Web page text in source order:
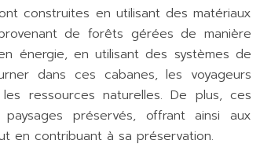
construites en utilisant des matériaux
de forêts gérées de manière
énergie, en utilisant des systèmes de
dans ces cabanes, les voyageurs
ressources naturelles. De plus, ces
préservés, offrant ainsi aux
en contribuant à sa préservation.